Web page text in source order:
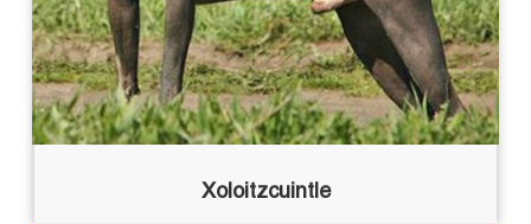
Xoloitzcuintle